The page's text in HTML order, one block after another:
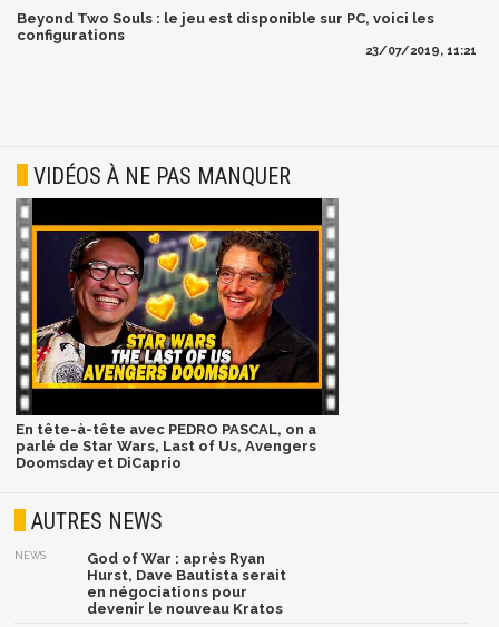
Beyond Two Souls : le jeu est disponible sur PC, voici les
configurations
23/07/2019, 11:21
VIDÉOS À NE PAS MANQUER
En tête-à-tête avec PEDRO PASCAL, on a
parlé de Star Wars, Last of Us, Avengers
Doomsday et DiCaprio
AUTRES NEWS
NEWS
God of War : après Ryan
Hurst, Dave Bautista serait
en négociations pour
devenir le nouveau Kratos